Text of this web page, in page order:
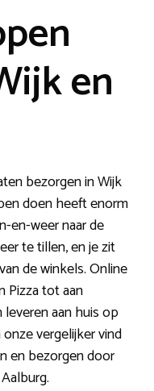
en
bezorgen in Wijk
doen heeft enorm
en-weer naar de
te tillen, en je zit
de winkels. Online
Pizza tot aan
aan huis op
vergelijker vind
en bezorgen door